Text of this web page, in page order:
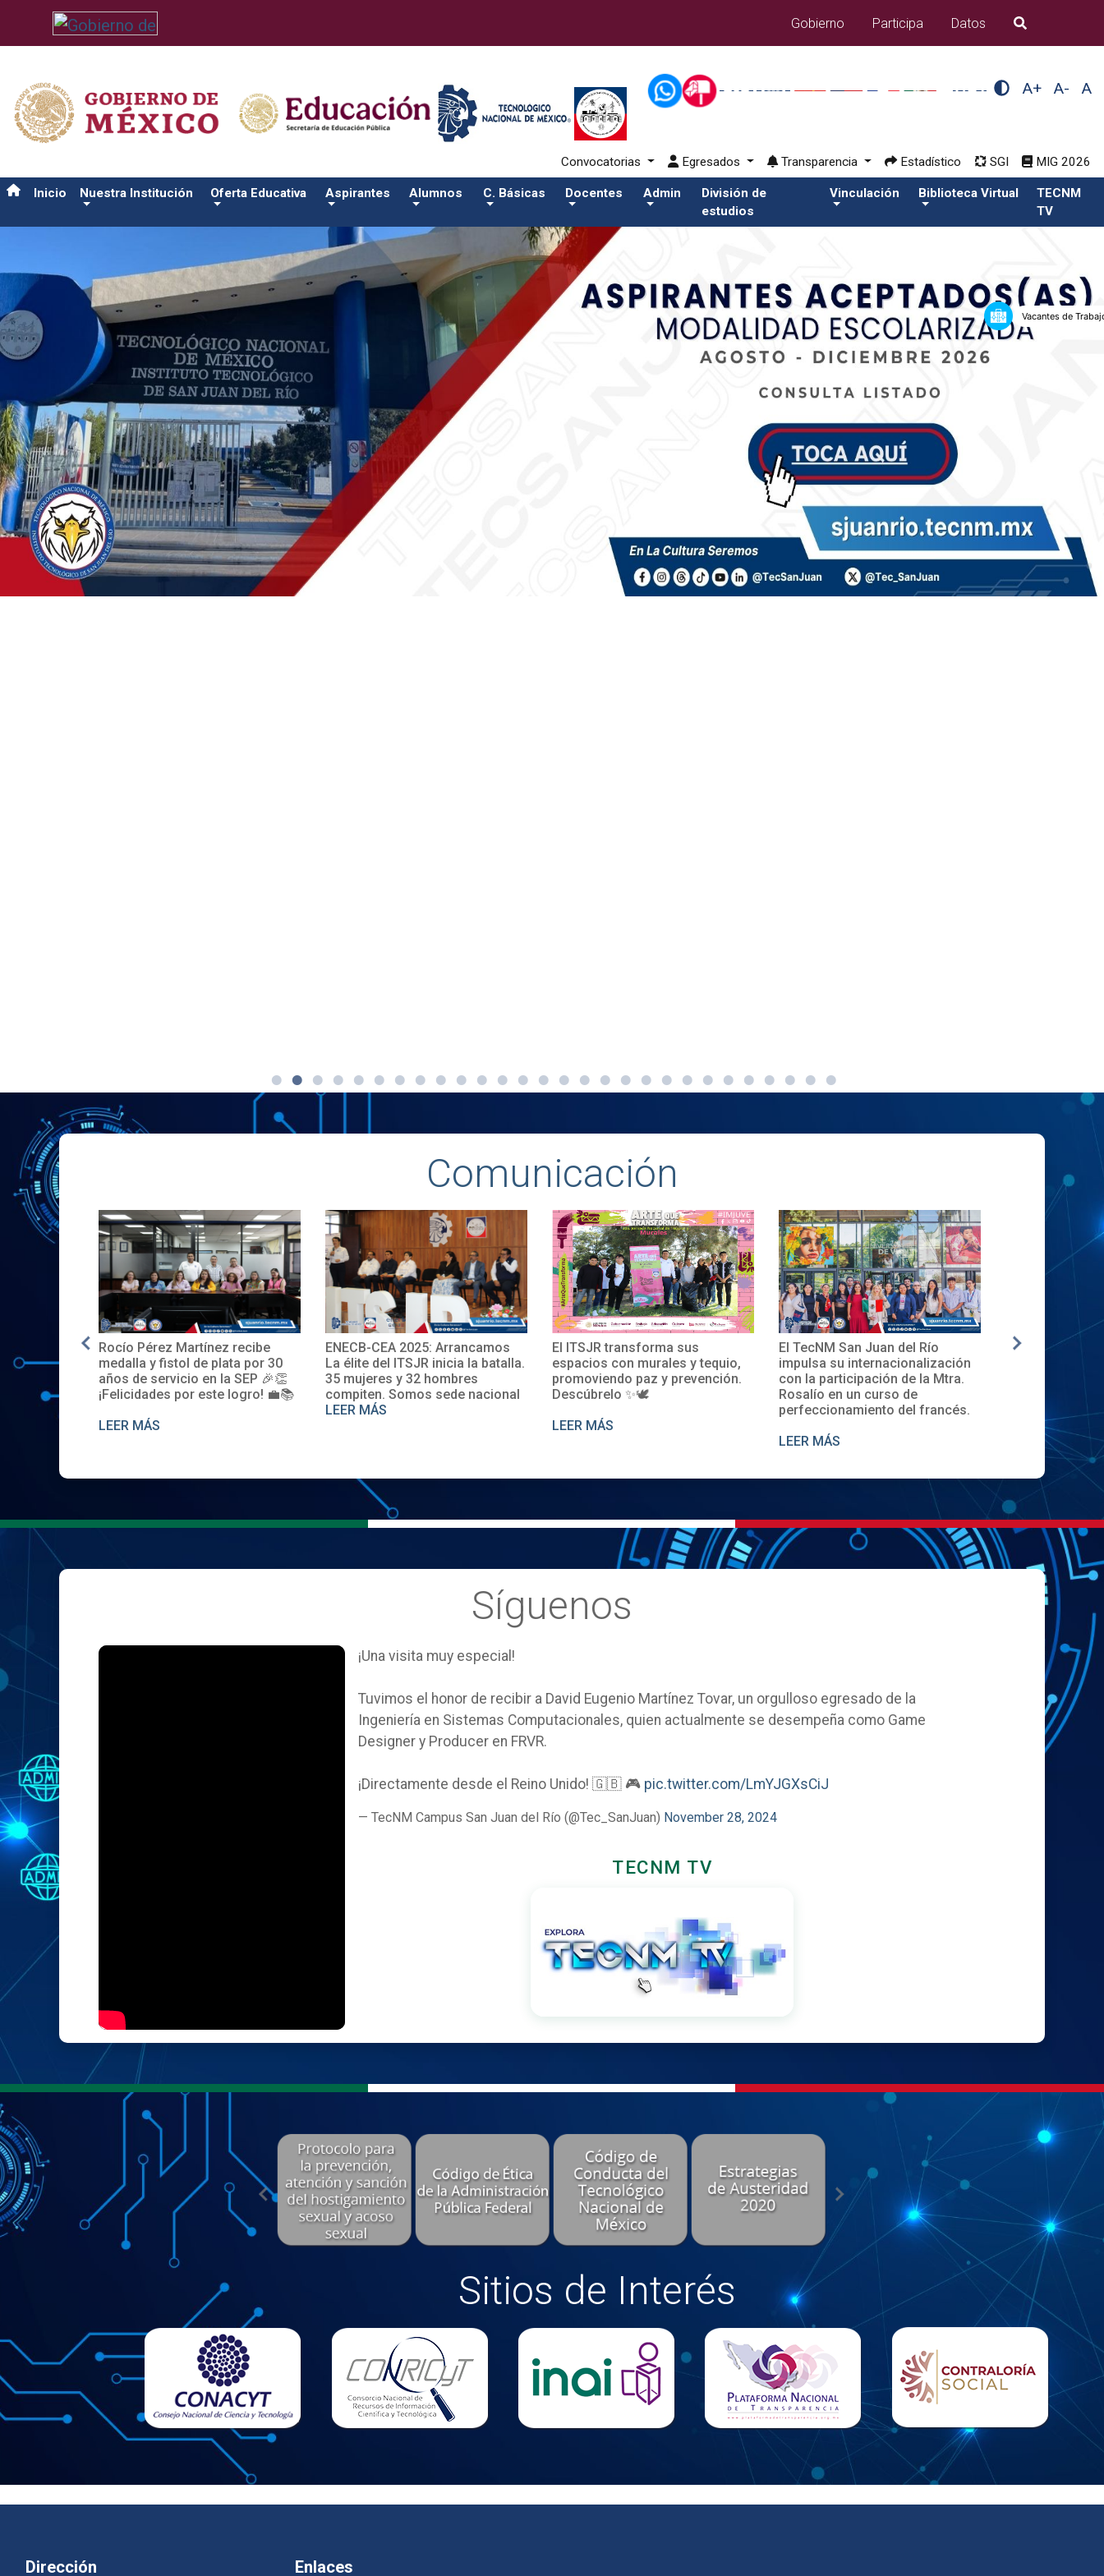
/usr/bin/ruby /www/wwwroot/sjuanrio.tecnm.mx/api/article.rb 42-aspirantes/apiSalida del comando:
Gobierno
Participa Datos B�squeda
A+ A- A
Convocatorias Egresados Transparencia Estadístico SGI MIG 2026
Inicio Nuestra Institución Oferta Educativa Aspirantes Alumnos C. Básicas Docentes Admin
División de
estudios
Vinculación Biblioteca Virtual
TECNM
TV
Comunicación
Rocío Pérez Martínez recibe
medalla y fistol de plata por 30
años de servicio en la SEP 🎉👏
¡Felicidades por este logro! 💼📚
LEER MÁS
ENECB-CEA 2025: Arrancamos
La élite del ITSJR inicia la batalla.
35 mujeres y 32 hombres
compiten. Somos sede nacional
LEER MÁS
El ITSJR transforma sus
espacios con murales y tequio,
promoviendo paz y prevención.
Descúbrelo ✨🕊
LEER MÁS
El TecNM San Juan del Río
impulsa su internacionalización
con la participación de la Mtra.
Rosalío en un curso de
perfeccionamiento del francés.
LEER MÁS
✨🎓Toma de
Síguenos
¡Una visita muy especial!
Tuvimos el honor de recibir a David Eugenio Martínez Tovar, un orgulloso egresado de la
Ingeniería en Sistemas Computacionales, quien actualmente se desempeña como Game
Designer y Producer en FRVR.
¡Directamente desde el Reino Unido! 🇬🇧 🎮 pic.twitter.com/LmYJGXsCiJ
— TecNM Campus San Juan del Río (@Tec_SanJuan) November 28, 2024
TECNM TV
Sitios de Interés
Dirección Enlaces